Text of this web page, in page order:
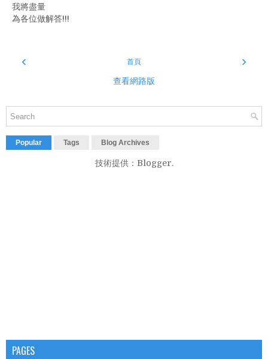
我將盡量
為各位做解答!!!
‹ ›
首頁
查看網路版
Popular Tags Blog Archives
技術提供： Blogger.
PAGES